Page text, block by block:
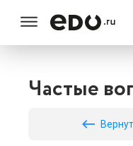
Частые
keyboard_backspace